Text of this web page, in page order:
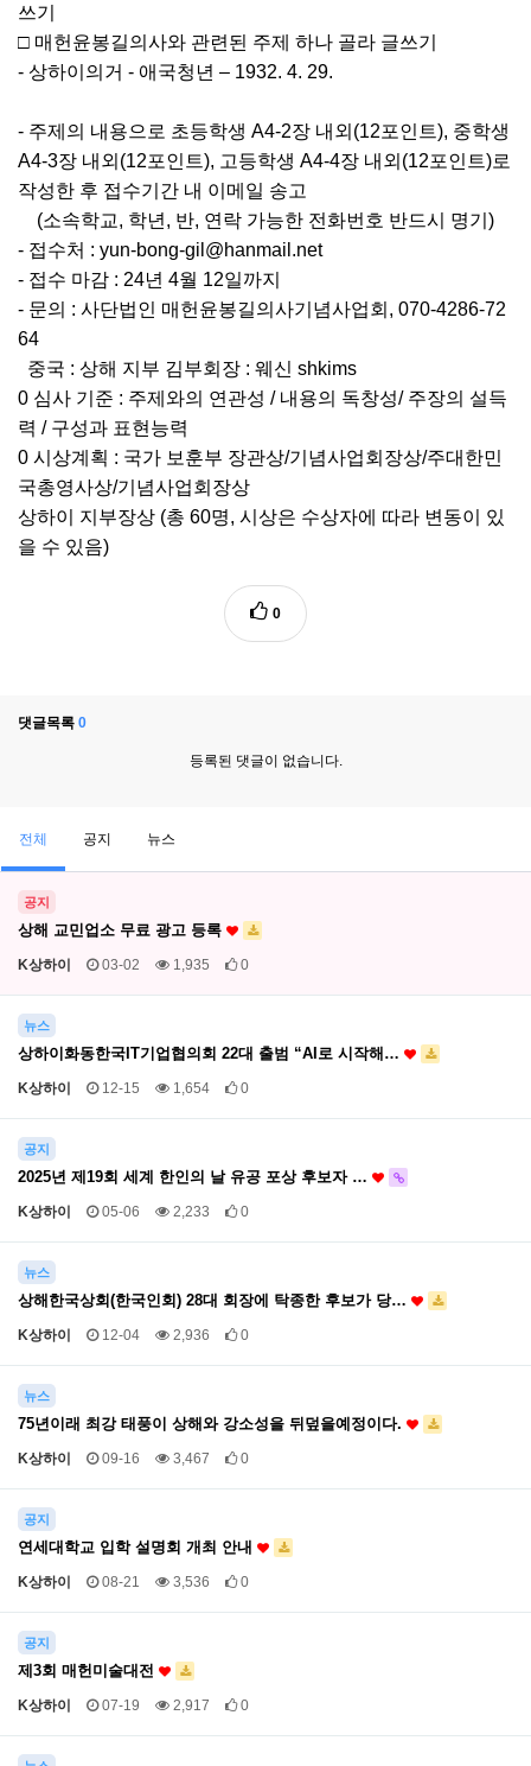
쓰기
□ 매헌윤봉길의사와 관련된 주제 하나 골라 글쓰기
- 상하이의거 - 애국청년 – 1932. 4. 29.
- 주제의 내용으로 초등학생 A4-2장 내외(12포인트), 중학생
A4-3장 내외(12포인트), 고등학생 A4-4장 내외(12포인트)로
작성한 후 접수기간 내 이메일 송고
(소속학교, 학년, 반, 연락 가능한 전화번호 반드시 명기)
- 접수처 : yun-bong-gil@hanmail.net
- 접수 마감 : 24년 4월 12일까지
- 문의 : 사단법인 매헌윤봉길의사기념사업회, 070-4286-72
64
중국 : 상해 지부 김부회장 : 웨신 shkims
0 심사 기준 : 주제와의 연관성 / 내용의 독창성/ 주장의 설득
력 / 구성과 표현능력
0 시상계획 : 국가 보훈부 장관상/기념사업회장상/주대한민
국총영사상/기념사업회장상
상하이 지부장상 (총 60명, 시상은 수상자에 따라 변동이 있
을 수 있음)
0
댓글목록 0
등록된 댓글이 없습니다.
전체 공지 뉴스
공지
상해 교민업소 무료 광고 등록
K상하이 03-02 1,935 0
뉴스
상하이화동한국IT기업협의회 22대 출범 “AI로 시작해…
K상하이 12-15 1,654 0
공지
2025년 제19회 세계 한인의 날 유공 포상 후보자 …
K상하이 05-06 2,233 0
뉴스
상해한국상회(한국인회) 28대 회장에 탁종한 후보가 당…
K상하이 12-04 2,936 0
뉴스
75년이래 최강 태풍이 상해와 강소성을 뒤덮을예정이다.
K상하이 09-16 3,467 0
공지
연세대학교 입학 설명회 개최 안내
K상하이 08-21 3,536 0
공지
제3회 매헌미술대전
K상하이 07-19 2,917 0